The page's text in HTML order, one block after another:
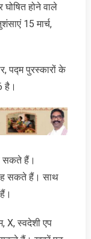
होने वाले
15 मार्च,
पद्म पुरस्कारों के
है।
सकते हैं।
सकते हैं। साथ
X, स्‍वदेशी एप